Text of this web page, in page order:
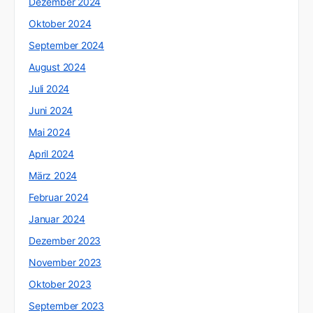
Oktober 2024
September 2024
August 2024
Juli 2024
Juni 2024
Mai 2024
April 2024
März 2024
Februar 2024
Januar 2024
Dezember 2023
November 2023
Oktober 2023
September 2023